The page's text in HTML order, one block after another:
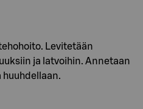
Levitetään
ja latvoihin. Annetaan